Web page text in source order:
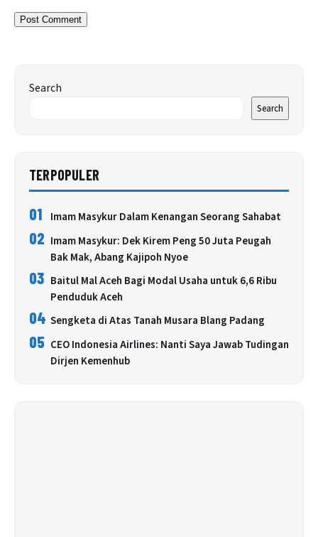
Search
Search
TERPOPULER
01 Imam Masykur Dalam Kenangan Seorang Sahabat
02 Imam Masykur: Dek Kirem Peng 50 Juta Peugah
Bak Mak, Abang Kajipoh Nyoe
03 Baitul Mal Aceh Bagi Modal Usaha untuk 6,6 Ribu
Penduduk Aceh
04 Sengketa di Atas Tanah Musara Blang Padang
05 CEO Indonesia Airlines: Nanti Saya Jawab Tudingan
Dirjen Kemenhub